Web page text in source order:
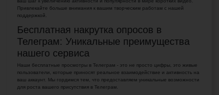
Привлекайте больше внимания к вашим творческим работам с нашей
поддержкой.
Бесплатная накрутка опросов в
Телеграм: Уникальные преимущества
нашего сервиса
Наши бесплатные просмотры в Телеграм - это не просто цифры, это живые
пользователи, которые приносят реальное взаимодействие и активность на
ваш аккаунт. Мы гордимся тем, что предоставляем уникальные возможности
для роста вашего присутствия в Телеграм.